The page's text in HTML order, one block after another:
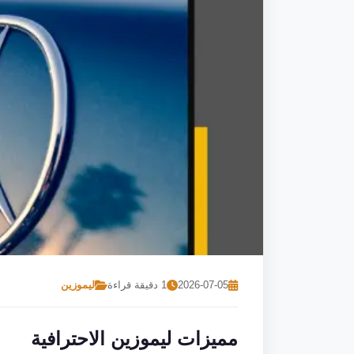
2026-07-05 1 دقيقة قراءة ليموزين
مميزات ليموزين الاحترافية